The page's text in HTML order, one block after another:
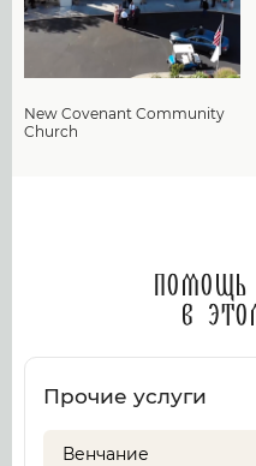
New Covenant Community
Church
в
Прочие услуги
Венчание